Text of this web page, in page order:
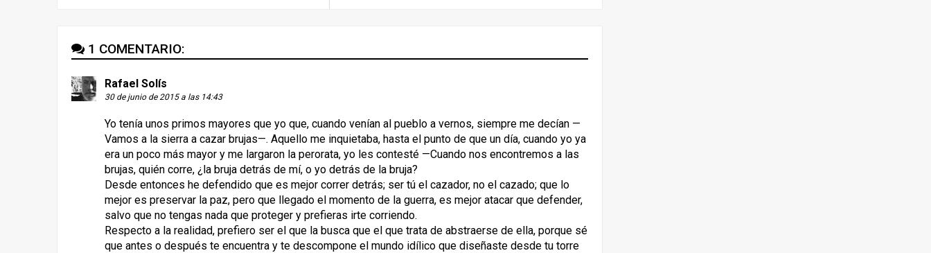
1 COMENTARIO:
Rafael Solís
30 de junio de 2015 a las 14:43
Yo tenía unos primos mayores que yo que, cuando venían al pueblo a vernos, siempre me decían —
Vamos a la sierra a cazar brujas—. Aquello me inquietaba, hasta el punto de que un día, cuando yo ya
era un poco más mayor y me largaron la perorata, yo les contesté —Cuando nos encontremos a las
brujas, quién corre, ¿la bruja detrás de mí, o yo detrás de la bruja?
Desde entonces he defendido que es mejor correr detrás; ser tú el cazador, no el cazado; que lo
mejor es preservar la paz, pero que llegado el momento de la guerra, es mejor atacar que defender,
salvo que no tengas nada que proteger y prefieras irte corriendo.
Respecto a la realidad, prefiero ser el que la busca que el que trata de abstraerse de ella, porque sé
que antes o después te encuentra y te descompone el mundo idílico que diseñaste desde tu torre